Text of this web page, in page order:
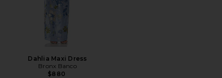
Dahlia Maxi Dress
Bronx Banco
$880